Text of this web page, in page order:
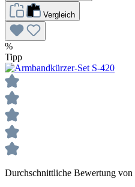
Vergleich
%
Tipp
Durchschnittliche Bewertung von